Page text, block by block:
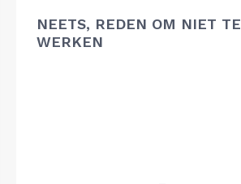
NEETS, REDEN OM NIET TE
WERKEN